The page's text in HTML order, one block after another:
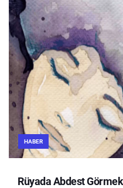
HABER
Rüyada Abdest